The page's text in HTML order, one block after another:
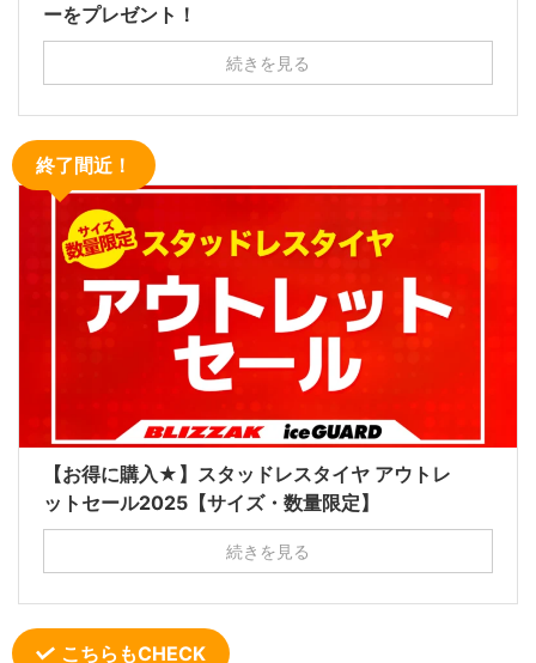
ーをプレゼント！
続きを見る
終了間近！
【お得に購入★】スタッドレスタイヤ アウトレ
ットセール2025【サイズ・数量限定】
続きを見る
こちらもCHECK